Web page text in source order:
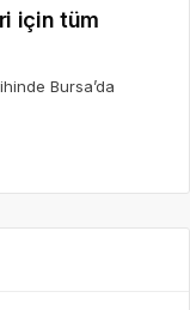
için tüm
Bursa’da